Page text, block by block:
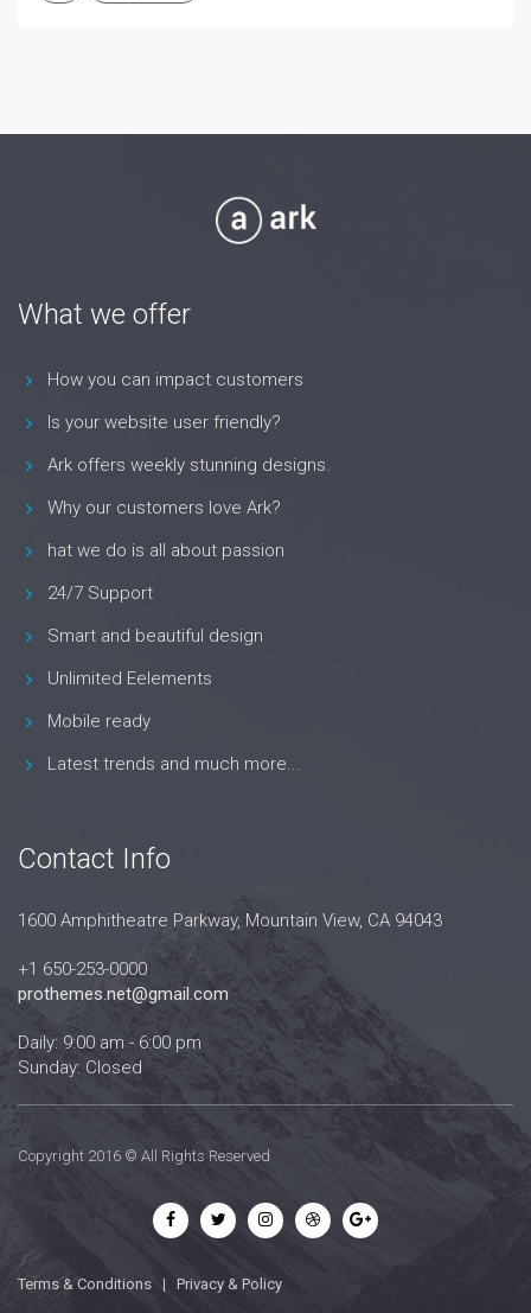
What we offer
How you can impact customers
Is your website user friendly?
Ark offers weekly stunning designs.
Why our customers love Ark?
hat we do is all about passion
24/7 Support
Smart and beautiful design
Unlimited Eelements
Mobile ready
Latest trends and much more...
Contact Info
1600 Amphitheatre Parkway, Mountain View, CA 94043
+1 650-253-0000
prothemes.net@gmail.com
Daily: 9:00 am - 6:00 pm
Sunday: Closed
Copyright 2016 © All Rights Reserved
Terms & Conditions | Privacy & Policy